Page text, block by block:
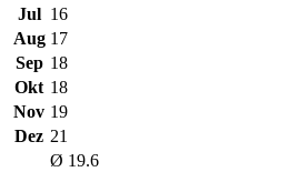
Jul 16
Aug 17
Sep 18
Okt 18
Nov 19
Dez 21
Ø 19.6